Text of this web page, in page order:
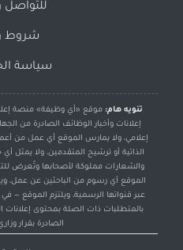
للتواصل
شروط
سياسة
تنويه هام: موقع «أي وظيفة» منصة
إعلانات وأخبار الوظائف الصادرة من
إعلامي، ولا يمارس الموقع أي عمل من
الذاتية أو ترشيح المتقدمين، ولا يمثل
والشعارات مملوكة لأصحابها وتُعرض
الموقع أي رسوم من الباحثين عن عمل،
عبر قنواتها الرسمية، ويلتزم الموقع —
بالمتطلبات ذات الصلة بمحتوى إعلانات
الصادرة بقرار